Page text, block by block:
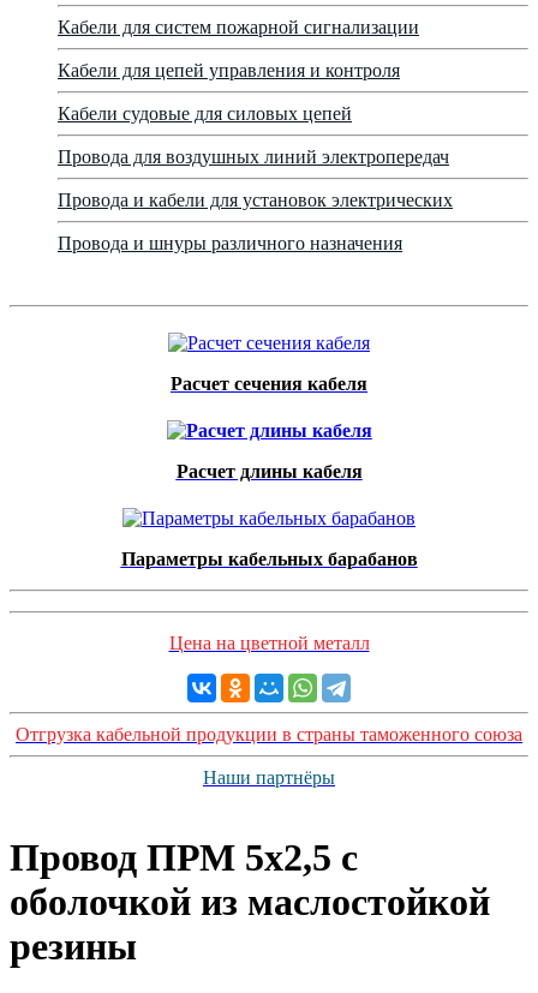
Кабели для систем пожарной сигнализации
Кабели для цепей управления и контроля
Кабели судовые для силовых цепей
Провода для воздушных линий электропередач
Провода и кабели для установок электрических
Провода и шнуры различного назначения
Расчет сечения кабеля
Расчет длины кабеля
Параметры кабельных барабанов
Цена на цветной металл
Отгрузка кабельной продукции в страны таможенного союза
Наши партнёры
Провод ПРМ 5х2,5 с
оболочкой из маслостойкой
резины